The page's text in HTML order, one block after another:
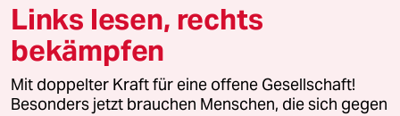
/
Und jetzt?
"Und nach einem US-Angriff?
Links lesen, rechts
bekämpfen
Mit doppelter Kraft für eine offene Gesellschaft!
Besonders jetzt brauchen Menschen, die sich gegen